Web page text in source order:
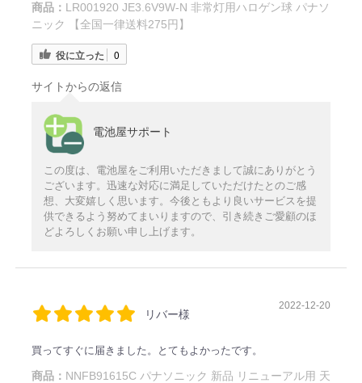
商品： LR001920 JE3.6V9W-N 非常灯用ハロゲン球 パナソ
ニック 【全国一律送料275円】
役に立った 0
サイトからの返信
電池屋サポート
この度は、電池屋をご利用いただきまして誠にありがとう
ございます。迅速な対応に満足していただけたとのご感
想、大変嬉しく思います。今後ともより良いサービスを提
供できるよう努めてまいりますので、引き続きご愛顧のほ
どよろしくお願い申し上げます。
リバー様
2022-12-20
買ってすぐに届きました。とてもよかったです。
商品： NNFB91615C パナソニック 新品 リニューアル用 天